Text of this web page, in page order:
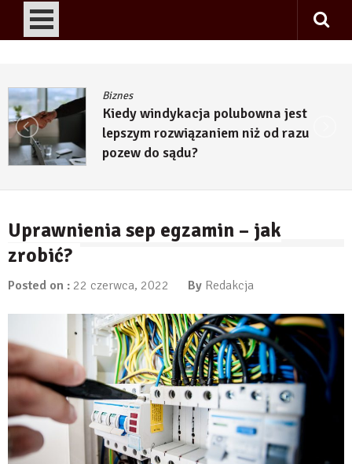
Biznes
Kiedy windykacja polubowna jest
lepszym rozwiązaniem niż od razu
pozew do sądu?
Uprawnienia sep egzamin – jak
zrobić?
Posted on : 22 czerwca, 2022 By Redakcja